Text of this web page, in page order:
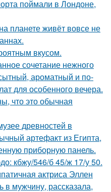
поймали в Лондоне,
планете живёт вовсе не
вкусом.
сочетание нежного
ароматный и по-
для особенного вечера.
что это обычная
древностей в
артефакт из Египта,
приборную панель.
кбжу/546/б 45/ж 17/у 50.
актриса Эллен
в мужчину, рассказала,